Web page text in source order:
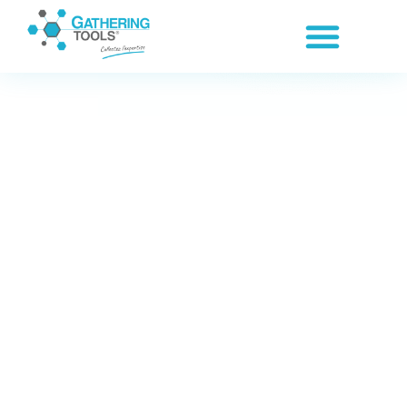
Panneau de gestion des cookies